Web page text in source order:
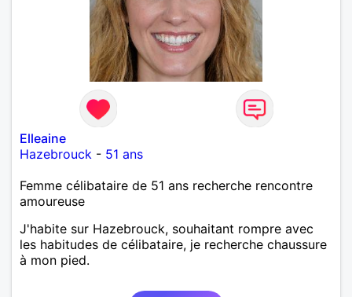
Elleaine
Hazebrouck - 51 ans
Femme célibataire de 51 ans recherche rencontre
amoureuse
J'habite sur Hazebrouck, souhaitant rompre avec
les habitudes de célibataire, je recherche chaussure
à mon pied.